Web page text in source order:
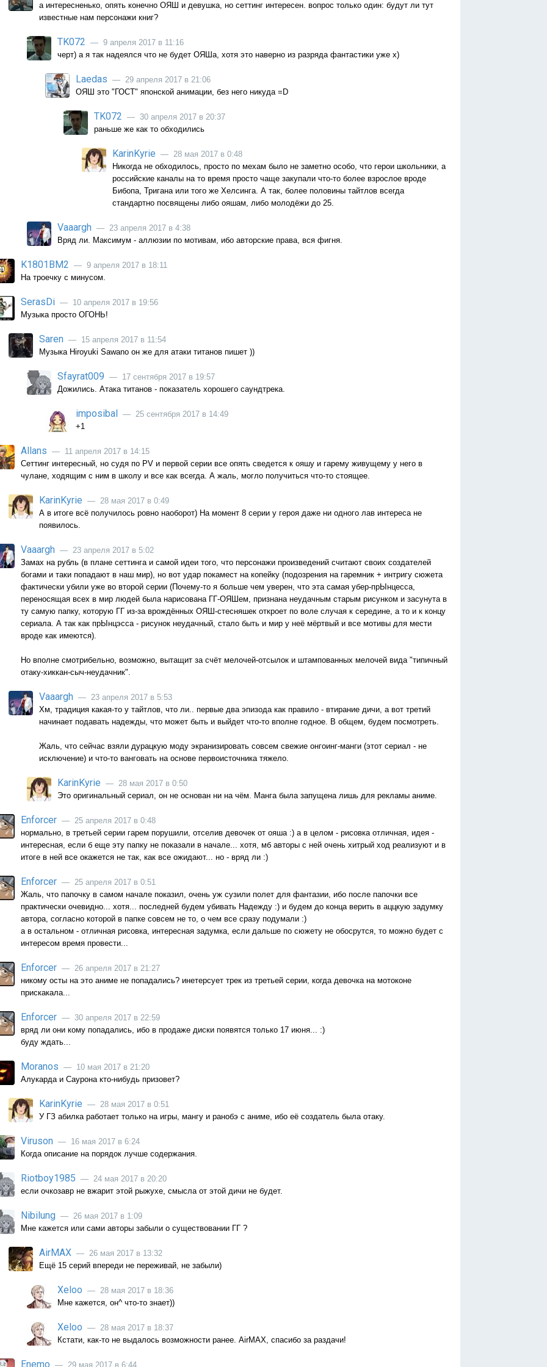
а интересненько, опять конечно ОЯШ и девушка, но сеттинг интересен. вопрос только один: будут ли тут
известные нам персонажи книг?
TK072 — 9 апреля 2017 в 11:16
черт) а я так надеялся что не будет ОЯШа, хотя это наверно из разряда фантастики уже x)
Laedas — 29 апреля 2017 в 21:06
ОЯШ это "ГОСТ" японской анимации, без него никуда =D
TK072 — 30 апреля 2017 в 20:37
раньше же как то обходились
KarinKyrie — 28 мая 2017 в 0:48
Никогда не обходилось, просто по мехам было не заметно особо, что герои школьники, а
российские каналы на то время просто чаще закупали что-то более взрослое вроде
Бибопа, Тригана или того же Хелсинга. А так, более половины тайтлов всегда
стандартно посвящены либо ояшам, либо молодёжи до 25.
Vaaargh — 23 апреля 2017 в 4:38
Вряд ли. Максимум - аллюзии по мотивам, ибо авторские права, вся фигня.
K1801BM2 — 9 апреля 2017 в 18:11
На троечку с минусом.
SerasDi — 10 апреля 2017 в 19:56
Музыка просто ОГОНЬ!
Saren — 15 апреля 2017 в 11:54
Музыка Hiroyuki Sawano он же для атаки титанов пишет ))
Sfayrat009 — 17 сентября 2017 в 19:57
Дожились. Атака титанов - показатель хорошего саундтрека.
imposibal — 25 сентября 2017 в 14:49
+1
Allans — 11 апреля 2017 в 14:15
Сеттинг интересный, но судя по PV и первой серии все опять сведется к ояшу и гарему живущему у него в
чулане, ходящим с ним в школу и все как всегда. А жаль, могло получиться что-то стоящее.
KarinKyrie — 28 мая 2017 в 0:49
А в итоге всё получилось ровно наоборот) На момент 8 серии у героя даже ни одного лав интереса не
появилось.
Vaaargh — 23 апреля 2017 в 5:02
Замах на рубль (в плане сеттинга и самой идеи того, что персонажи произведений считают своих создателей
богами и таки попадают в наш мир), но вот удар покамест на копейку (подозрения на гаремник + интригу сюжета
фактически убили уже во второй серии (Почему-то я больше чем уверен, что эта самая убер-прЫнцесса,
переносящая всех в мир людей была нарисована ГГ-ОЯШем, признана неудачным старым рисунком и засунута в
ту самую папку, которую ГГ из-за врождённых ОЯШ-стесняшек откроет по воле случая к середине, а то и к концу
сериала. А так как прЫнцэсса - рисунок неудачный, стало быть и мир у неё мёртвый и все мотивы для мести
вроде как имеются).
Но вполне смотрибельно, возможно, вытащит за счёт мелочей-отсылок и штампованных мелочей вида "типичный
отаку-хиккан-сыч-неудачник".
Vaaargh — 23 апреля 2017 в 5:53
Хм, традиция какая-то у тайтлов, что ли.. первые два эпизода как правило - втирание дичи, а вот третий
начинает подавать надежды, что может быть и выйдет что-то вполне годное. В общем, будем посмотреть.
Жаль, что сейчас взяли дурацкую моду экранизировать совсем свежие онгоинг-манги (этот сериал - не
исключение) и что-то ванговать на основе первоисточника тяжело.
KarinKyrie — 28 мая 2017 в 0:50
Это оригинальный сериал, он не основан ни на чём. Манга была запущена лишь для рекламы аниме.
Enforcer — 25 апреля 2017 в 0:48
нормально, в третьей серии гарем порушили, отселив девочек от ояша :) а в целом - рисовка отличная, идея -
интересная, если б еще эту папку не показали в начале... хотя, мб авторы с ней очень хитрый ход реализуют и в
итоге в ней все окажется не так, как все ожидают... но - вряд ли :)
Enforcer — 25 апреля 2017 в 0:51
Жаль, что папочку в самом начале показил, очень уж сузили полет для фантазии, ибо после папочки все
практически очевидно... хотя... последней будем убивать Надежду :) и будем до конца верить в аццкую задумку
автора, согласно которой в папке совсем не то, о чем все сразу подумали :)
а в остальном - отличная рисовка, интересная задумка, если дальше по сюжету не обосрутся, то можно будет с
интересом время провести...
Enforcer — 26 апреля 2017 в 21:27
никому осты на это аниме не попадались? инетерсует трек из третьей серии, когда девочка на мотоконе
прискакала...
Enforcer — 30 апреля 2017 в 22:59
вряд ли они кому попадались, ибо в продаже диски появятся только 17 июня... :)
буду ждать...
Moranos — 10 мая 2017 в 21:20
Алукарда и Саурона кто-нибудь призовет?
KarinKyrie — 28 мая 2017 в 0:51
У ГЗ абилка работает только на игры, мангу и ранобэ с аниме, ибо её создатель была отаку.
Viruson — 16 мая 2017 в 6:24
Когда описание на порядок лучше содержания.
Riotboy1985 — 24 мая 2017 в 20:20
если очкозавр не вжарит этой рыжухе, смысла от этой дичи не будет.
Nibilung — 26 мая 2017 в 1:09
Мне кажется или сами авторы забыли о существовании ГГ ?
AirMAX — 26 мая 2017 в 13:32
Ещё 15 серий впереди не переживай, не забыли)
Xeloo — 28 мая 2017 в 18:36
Мне кажется, он^ что-то знает))
Xeloo — 28 мая 2017 в 18:37
Кстати, как-то не выдалось возможности ранее. AirMAX, спасибо за раздачи!
Enemo — 29 мая 2017 в 6:44